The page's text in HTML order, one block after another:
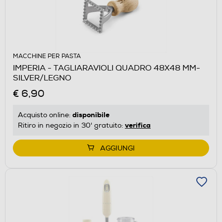
MACCHINE PER PASTA
IMPERIA - TAGLIARAVIOLI QUADRO 48X48 MM-
SILVER/LEGNO
€ 6,90
Acquisto online: disponibile
Ritiro in negozio in 30' gratuito: verifica
AGGIUNGI